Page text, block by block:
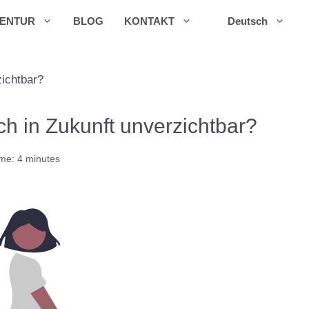
BLOG KONTAKT Deutsch
in Zukunft unverzichtbar?
4 minutes